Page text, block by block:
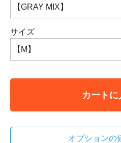
サイズ
カートに
オプションの